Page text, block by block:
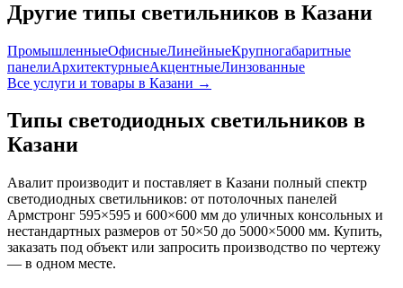
Другие типы светильников в Казани
ПромышленныеОфисныеЛинейныеКрупногабаритные
панелиАрхитектурныеАкцентныеЛинзованные
Все услуги и товары в Казани →
Типы светодиодных светильников в
Казани
Авалит производит и поставляет в Казани полный спектр
светодиодных светильников: от потолочных панелей
Армстронг 595×595 и 600×600 мм до уличных консольных и
нестандартных размеров от 50×50 до 5000×5000 мм. Купить,
заказать под объект или запросить производство по чертежу
— в одном месте.